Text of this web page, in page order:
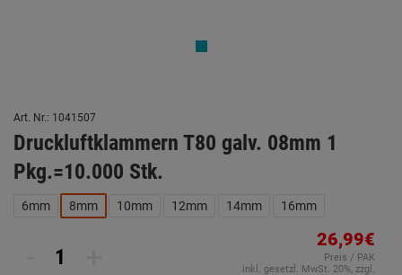
Art. Nr.: 1041507
Druckluftklammern T80 galv. 08mm 1
Pkg.=10.000 Stk.
6mm 8mm 10mm 12mm 14mm 16mm
26,99€
Preis / PAK
inkl. gesetzl. MwSt. 20%, zzgl.